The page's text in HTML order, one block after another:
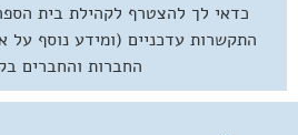
כדאי לך להצטרף לקהילת בית
התקשרות עדכניים (ומידע נוסף על
החברות והחברים